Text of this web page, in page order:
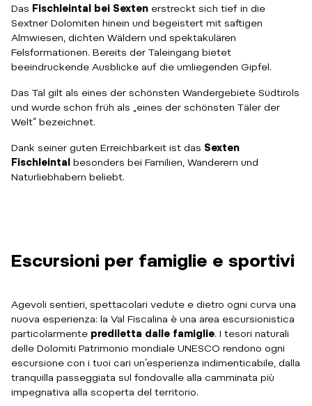
Das Fischleintal bei Sexten erstreckt sich tief in die
Sextner Dolomiten hinein und begeistert mit saftigen
Almwiesen, dichten Wäldern und spektakulären
Felsformationen. Bereits der Taleingang bietet
beeindruckende Ausblicke auf die umliegenden Gipfel.
Das Tal gilt als eines der schönsten Wandergebiete Südtirols
und wurde schon früh als „eines der schönsten Täler der
Welt“ bezeichnet.
Dank seiner guten Erreichbarkeit ist das Sexten
Fischleintal besonders bei Familien, Wanderern und
Naturliebhabern beliebt.
Escursioni per famiglie e sportivi
Agevoli sentieri, spettacolari vedute e dietro ogni curva una
nuova esperienza: la Val Fiscalina è una area escursionistica
particolarmente prediletta dalle famiglie. I tesori naturali
delle Dolomiti Patrimonio mondiale UNESCO rendono ogni
escursione con i tuoi cari un’esperienza indimenticabile, dalla
tranquilla passeggiata sul fondovalle alla camminata più
impegnativa alla scoperta del territorio.